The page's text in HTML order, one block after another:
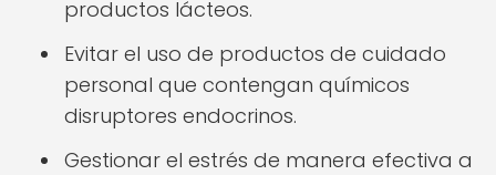
productos lácteos.
Evitar el uso de productos de cuidado
personal que contengan químicos
disruptores endocrinos.
Gestionar el estrés de manera efectiva a